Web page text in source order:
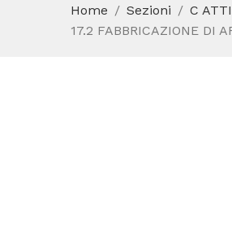
Home
Sezioni C
17.2 FABBRICAZIONE DI